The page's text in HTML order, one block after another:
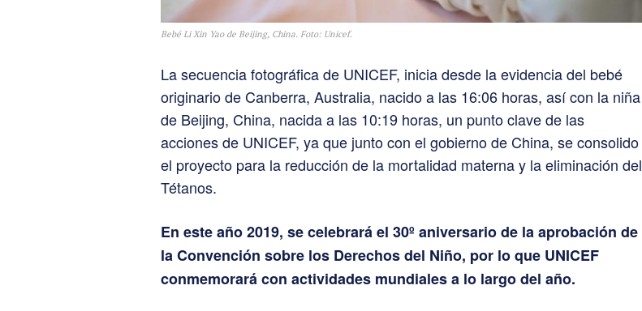
Bebé Li Xin Yao de Beijing, China. Foto: Unicef.
La secuencia fotográfica de UNICEF, inicia desde la evidencia del bebé
originario de Canberra, Australia, nacido a las 16:06 horas, así con la niña
de Beijing, China, nacida a las 10:19 horas, un punto clave de las
acciones de UNICEF, ya que junto con el gobierno de China, se consolido
el proyecto para la reducción de la mortalidad materna y la eliminación del
Tétanos.
En este año 2019, se celebrará el 30º aniversario de la aprobación de
la Convención sobre los Derechos del Niño, por lo que UNICEF
conmemorará con actividades mundiales a lo largo del año.